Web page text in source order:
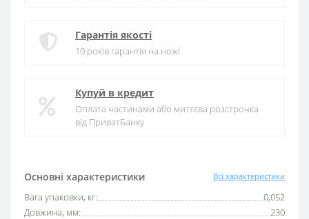
Основні характеристики Всі характеристики
Вага упаковки, кг:
0,052
Довжина, мм:
230
Гарантія якості
10 років гарантія на ножі
Купуй в кредит
Оплата частинами або миттєва розстрочка
від ПриватБанку